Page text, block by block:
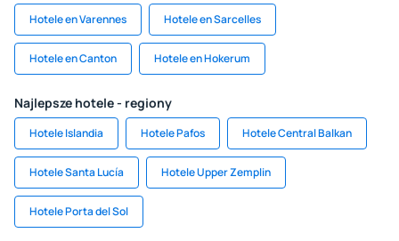
Hotele en Varennes Hotele en Sarcelles
Hotele en Canton Hotele en Hokerum
Najlepsze hotele - regiony
Hotele Islandia Hotele Pafos Hotele Central Balkan
Hotele Santa Lucía Hotele Upper Zemplin
Hotele Porta del Sol